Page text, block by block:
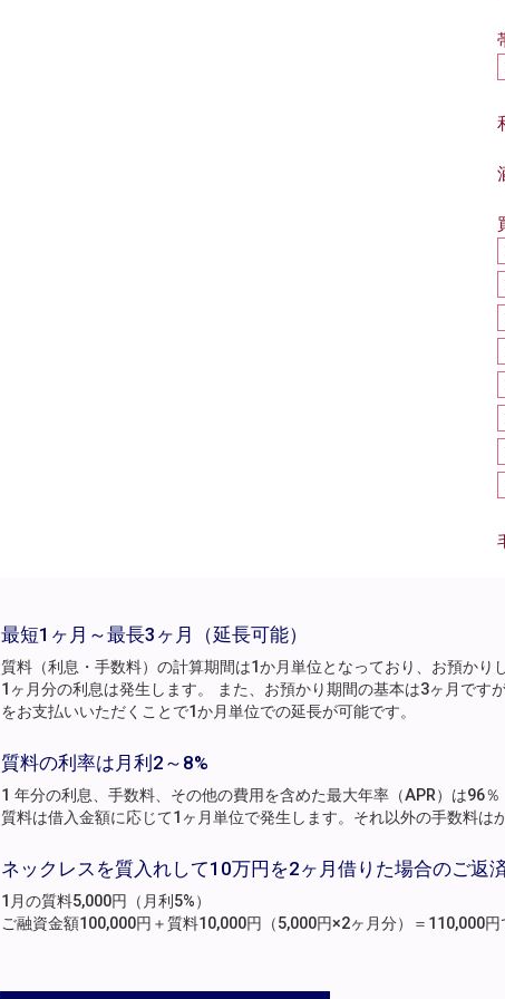
最短1ヶ月～最長3ヶ月（延長可能）
質料（利息・手数料）の計算期間は1か月単位となっており、お預かり
1ヶ月分の利息は発生します。 また、お預かり期間の基本は3ヶ月です
をお支払いいただくことで1か月単位での延長が可能です。
質料の利率は月利2～8%
1 年分の利息、手数料、その他の費用を含めた最大年率（APR）は96％
質料は借入金額に応じて1ヶ月単位で発生します。それ以外の手数料は
ネックレスを質入れして10万円を2ヶ月借りた場合のご返
1月の質料5,000円（月利5%）
ご融資金額100,000円＋質料10,000円（5,000円×2ヶ月分）＝110,000円